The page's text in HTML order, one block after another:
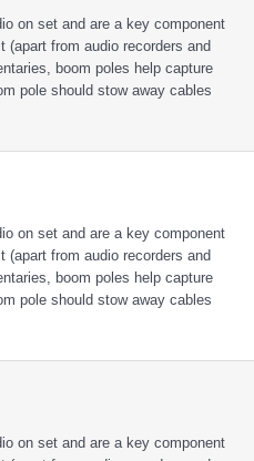
on set and are a key component
(apart from audio recorders and
boom poles help capture
pole should stow away cables
on set and are a key component
(apart from audio recorders and
boom poles help capture
pole should stow away cables
on set and are a key component